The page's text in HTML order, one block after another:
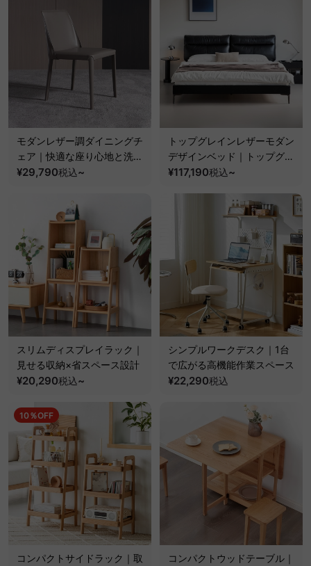
モダンレザー調ダイニングチ
ェア｜快適な座り心地と洗練
されたモダンデザインを兼ね
¥29,790税込~
トップグレインレザーモダン
デザインベッド｜トップグレ
インレザーを使用した高めの
¥117,190税込~
スリムディスプレイラック｜
見せる収納×省スペース設計
¥20,290税込~
シンプルワークデスク｜1台
で広がる高機能作業スペース
¥22,290税込
10％OFF
コンパクトサイドラック｜取
コンパクトウッドテーブル｜